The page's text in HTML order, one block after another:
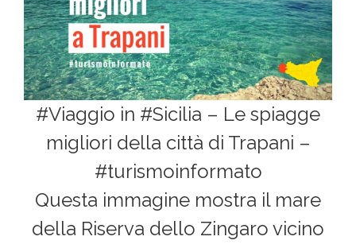
#Viaggio in #Sicilia – Le spiagge
migliori della città di Trapani –
#turismoinformato
Questa immagine mostra il mare
della Riserva dello Zingaro vicino